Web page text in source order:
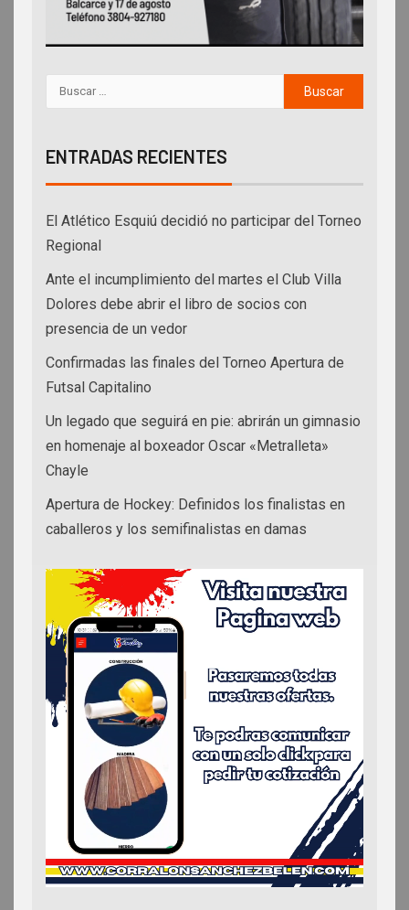
ENTRADAS RECIENTES
El Atlético Esquiú decidió no participar del Torneo
Regional
Ante el incumplimiento del martes el Club Villa
Dolores debe abrir el libro de socios con
presencia de un vedor
Confirmadas las finales del Torneo Apertura de
Futsal Capitalino
Un legado que seguirá en pie: abrirán un gimnasio
en homenaje al boxeador Oscar «Metralleta»
Chayle
Apertura de Hockey: Definidos los finalistas en
caballeros y los semifinalistas en damas